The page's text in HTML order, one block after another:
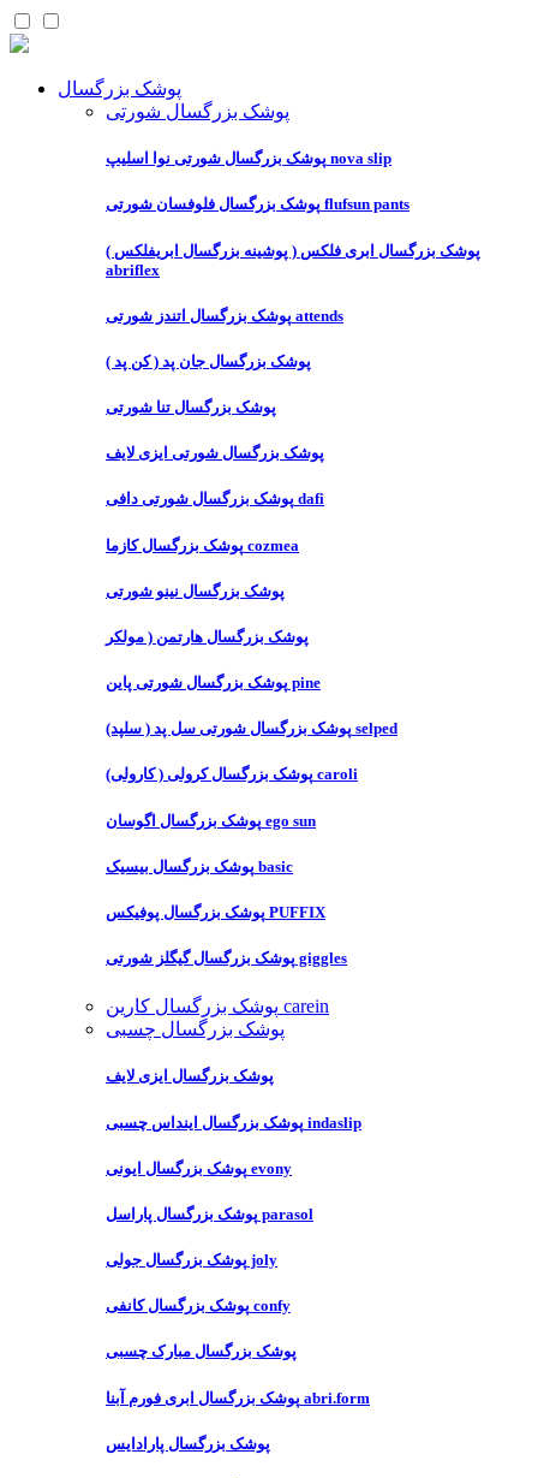
پوشک بزرگسال
پوشک بزرگسال شورتی
پوشک بزرگسال شورتی نوا اسلیپ nova slip
پوشک بزرگسال فلوفسان شورتی flufsun pants
پوشک بزرگسال ابری فلکس ( پوشینه بزرگسال ابریفلکس )
abriflex
پوشک بزرگسال اتندز شورتی attends
پوشک بزرگسال جان پد ( کن پد )
پوشک بزرگسال تنا شورتی
پوشک بزرگسال شورتی ایزی لایف
پوشک بزرگسال شورتی دافی dafi
پوشک بزرگسال کازما cozmea
پوشک بزرگسال نینو شورتی
پوشک بزرگسال هارتمن ( مولکر
پوشک بزرگسال شورتی پاین pine
پوشک بزرگسال شورتی سل پد ( سلپد) selped
پوشک بزرگسال کرولی ( کارولی) caroli
پوشک بزرگسال اگوسان ego sun
پوشک بزرگسال بیسیک basic
پوشک بزرگسال پوفیکس PUFFIX
پوشک بزرگسال گیگلز شورتی giggles
پوشک بزرگسال کارین carein
پوشک بزرگسال چسبی
پوشک بزرگسال ایزی لایف
پوشک بزرگسال اینداس چسبی indaslip
پوشک بزرگسال ایونی evony
پوشک بزرگسال پاراسل parasol
پوشک بزرگسال جولی joly
پوشک بزرگسال کانفی confy
پوشک بزرگسال مبارک چسبی
پوشک بزرگسال ابری فورم آبنا abri.form
پوشک بزرگسال پارادایس